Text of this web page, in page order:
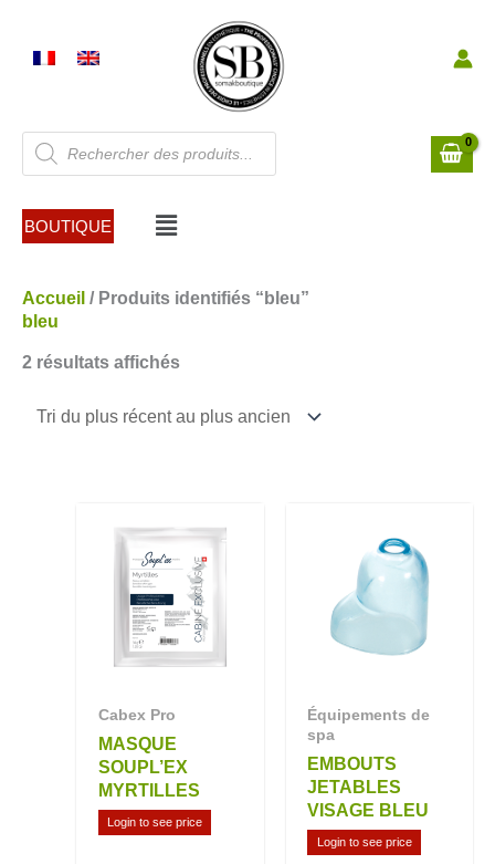
contenu
Recherche
de
produits
BOUTIQUE Menu
Accueil / Produits identifiés “bleu”
bleu
2 résultats affichés
Trié
récent
plus
Cabex Pro
MASQUE
SOUPL’EX
MYRTILLES
Login to see price
Équipements de
spa
EMBOUTS
JETABLES
VISAGE BLEU
Login to see price